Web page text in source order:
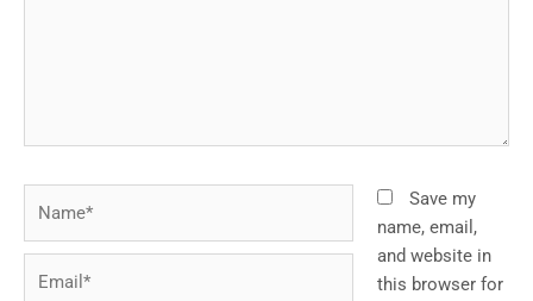
Save my
name, email,
and website in
this browser for